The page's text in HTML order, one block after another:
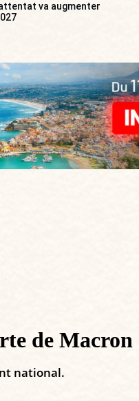
va augmenter
de Macron
national.